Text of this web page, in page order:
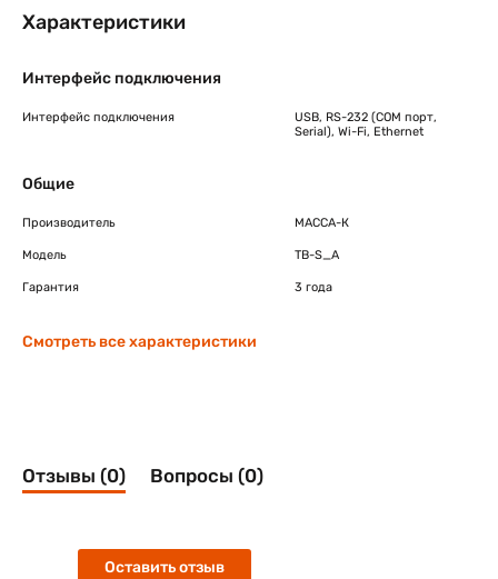
Характеристики
Интерфейс подключения
Интерфейс подключения
USB, RS-232 (COM порт,
Serial), Wi-Fi, Ethernet
Общие
Производитель МАССА-К
Модель TB-S_A
Гарантия 3 года
Смотреть все характеристики
Отзывы (0) Вопросы (0)
Оставить отзыв